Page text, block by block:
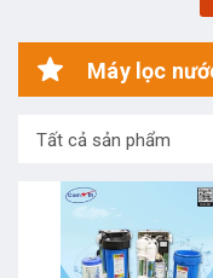
Máy lọc
Tất cả sản phẩm